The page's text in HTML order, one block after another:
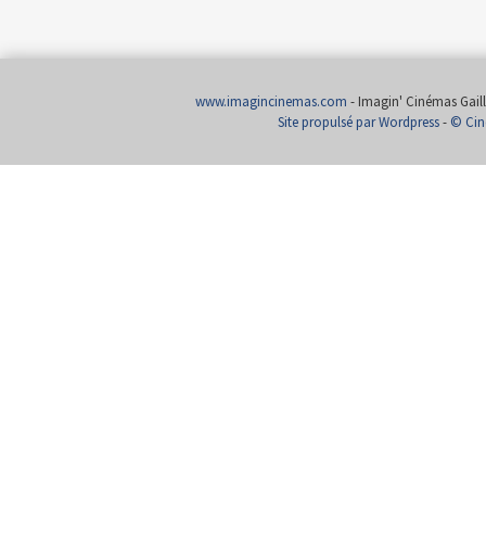
www.imagincinemas.com - Imagin' Cinémas
Site propulsé par Wordpress- ©